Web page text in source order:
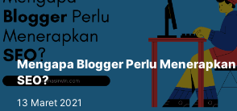
Mengapa Blogger Perlu Menerapkan
SEO?
13 Maret 2021